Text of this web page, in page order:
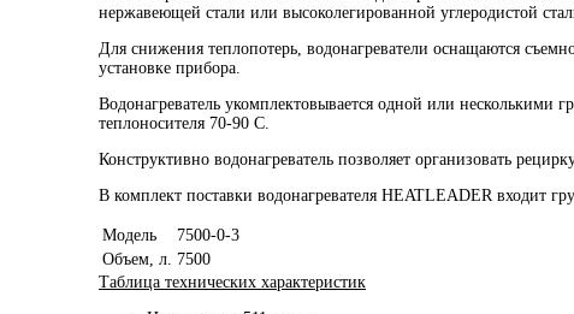
нержавеющей стали или высоколегированной углеродистой
Для снижения теплопотерь, водонагреватели оснащаются
установке прибора.
Водонагреватель укомплектовывается одной или
теплоносителя 70-90 С.
Конструктивно водонагреватель позволяет организовать
В комплект поставки водонагревателя HEATLEADER входит
Модель
7500-0-3
Объем, л. 7500
Таблица технических характеристик